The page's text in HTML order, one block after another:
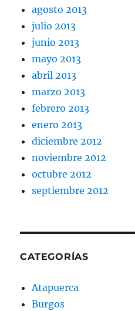
agosto 2013
julio 2013
junio 2013
mayo 2013
abril 2013
marzo 2013
febrero 2013
enero 2013
diciembre 2012
noviembre 2012
octubre 2012
septiembre 2012
CATEGORÍAS
Atapuerca
Burgos